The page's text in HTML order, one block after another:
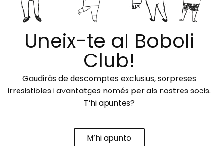
Uneix-te al Boboli
Club!
Gaudiràs de descomptes exclusius, sorpreses
irresistibles i avantatges només per als nostres socis.
T’hi apuntes?
M’hi apunto